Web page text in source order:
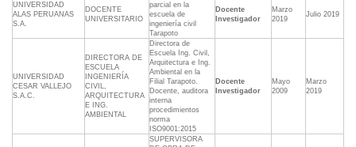
UNIVERSIDAD
ALAS PERUANAS
S.A.
DOCENTE
UNIVERSITARIO
parcial en la
escuela de
ingeniería civil
Tarapoto
Docente
Investigador
Marzo
2019
Julio 2019
UNIVERSIDAD
CESAR VALLEJO
S.A.C.
DIRECTORA DE
ESCUELA
INGENIERÍA
CIVIL,
ARQUITECTURA
E ING.
AMBIENTAL
Directora de
Escuela Ing. Civil,
Arquitectura e Ing.
Ambiental en la
Filial Tarapoto.
Docente, auditora
interna
procedimientos
norma
ISO9001:2015
Docente
Investigador
Mayo
2009
Marzo
2019
SUPERVISORA